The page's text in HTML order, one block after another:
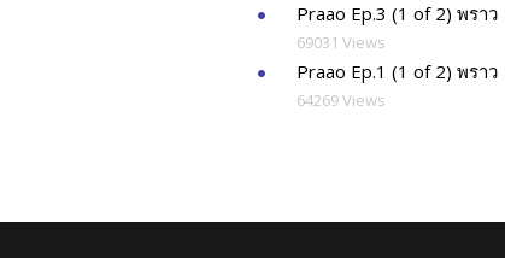
Praao Ep.3 (1 of 2) พราว
69031 Views
Praao Ep.1 (1 of 2) พราว
64269 Views